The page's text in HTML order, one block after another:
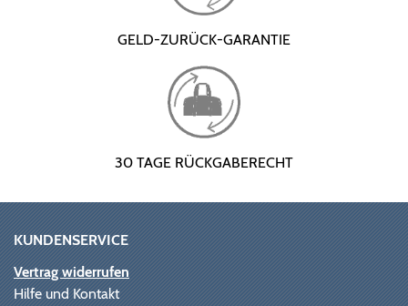
GELD-ZURÜCK-GARANTIE
30 TAGE RÜCKGABERECHT
KUNDENSERVICE
Vertrag widerrufen
Hilfe und Kontakt